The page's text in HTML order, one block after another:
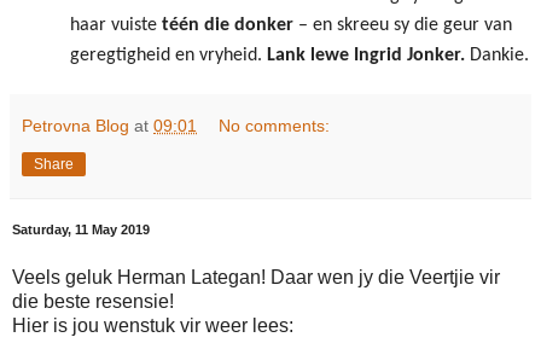
haar vuiste téén die donker – en skreeu sy die geur van
geregtigheid en vryheid. Lank lewe Ingrid Jonker. Dankie.
Petrovna Blog at 09:01 No comments:
Share
Saturday, 11 May 2019
Veels geluk Herman Lategan! Daar wen jy die Veertjie vir
die beste resensie!
Hier is jou wenstuk vir weer lees: